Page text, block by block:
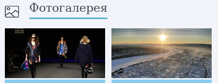
Фотогалерея